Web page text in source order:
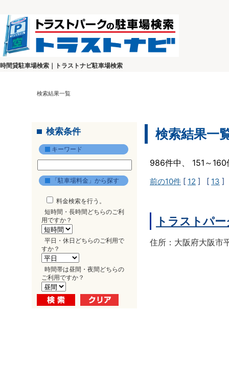
時間貸駐車場検索｜トラストナビ駐車場検索
検索結果一覧
検索条件
キーワード
「駐車場料金」から探す
料金検索を行う。
短時間・長時間どちらのご利
用ですか？
平日・休日どちらのご利用で
すか？
時間帯は昼間・夜間どちらの
ご利用ですか？
検索結果一
986件中、 151～
前の10件 [ 12 ] [ 13 ]
トラストパ
住所：大阪府大阪市